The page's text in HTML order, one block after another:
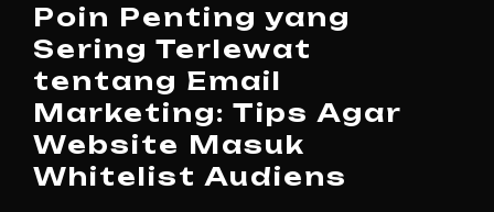
Poin Penting yang
Sering Terlewat
tentang Email
Marketing: Tips Agar
Website Masuk
Whitelist Audiens